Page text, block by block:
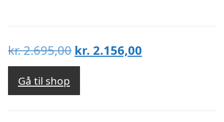
kr.2.695,00 Den
oprindelige
var:
kr. 2.695,00.
kr. 2.156,00
kr. 2.156,00.
Gå til shop